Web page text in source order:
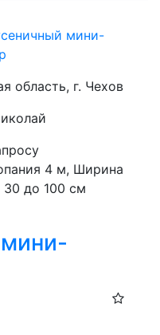
мини-
область, г. Чехов
4 м, Ширина
30 до 100 см